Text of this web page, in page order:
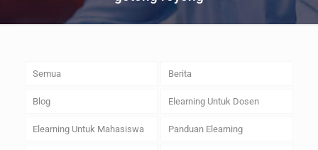
Semua Berita
Blog Elearning Untuk Dosen
Elearning Untuk Mahasiswa Panduan Elearning